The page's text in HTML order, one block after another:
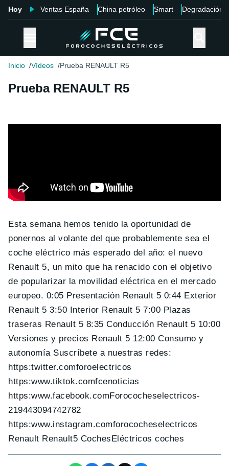
Hoy Ventas España China petróleo Smart Degradación
Inicio Vídeos Prueba RENAULT R5
Prueba RENAULT R5
Esta semana hemos tenido la oportunidad de
ponernos al volante del que probablemente sea el
coche eléctrico más esperado del año: el nuevo
Renault 5, un mito que ha renacido con el objetivo
de popularizar la movilidad eléctrica en el mercado
europeo. 0:05 Presentación Renault 5 0:44 Exterior
Renault 5 3:50 Interior Renault 5 7:00 Plazas
traseras Renault 5 8:35 Conducción Renault 5 10:00
Versiones y precios Renault 5 12:00 Consumo y
autonomía Suscríbete a nuestras redes:
https:twitter.comforoelectricos
https:www.tiktok.comfcenoticias
https:www.facebook.comForococheselectricos-
219443094742782
https:www.instagram.comforococheselectricos
Renault Renault5 CochesEléctricos coches